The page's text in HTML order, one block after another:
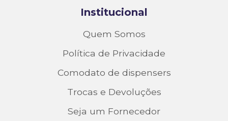
Institucional
Quem Somos
Política de Privacidade
Comodato de dispensers
Trocas e Devoluções
Seja um Fornecedor